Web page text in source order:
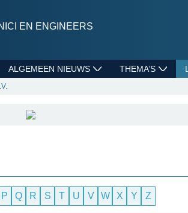
EN ENGINEERS
ALGEMEEN NIEUWS THEMA’S
P Q R S T U V W X Y Z